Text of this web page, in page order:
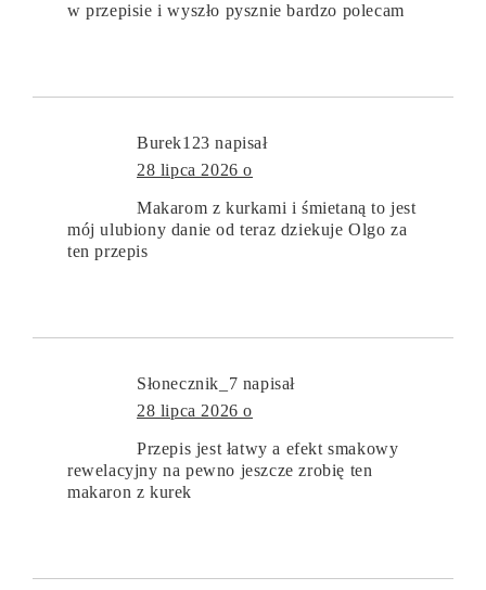
w przepisie i wyszło pysznie bardzo polecam
Burek123 napisał
28 lipca 2026 o
Makarom z kurkami i śmietaną to jest
mój ulubiony danie od teraz dziekuje Olgo za
ten przepis
Słonecznik_7 napisał
28 lipca 2026 o
Przepis jest łatwy a efekt smakowy
rewelacyjny na pewno jeszcze zrobię ten
makaron z kurek